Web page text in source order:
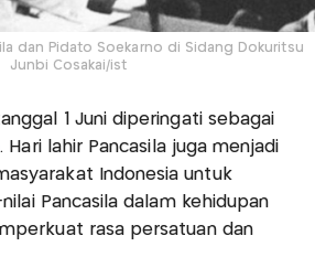
dan Pidato Soekarno di Sidang Dokuritsu
Junbi Cosakai/ist
1 Juni diperingati sebagai
. Hari lahir Pancasila juga menjadi
Indonesia untuk
Pancasila dalam kehidupan
rasa persatuan dan